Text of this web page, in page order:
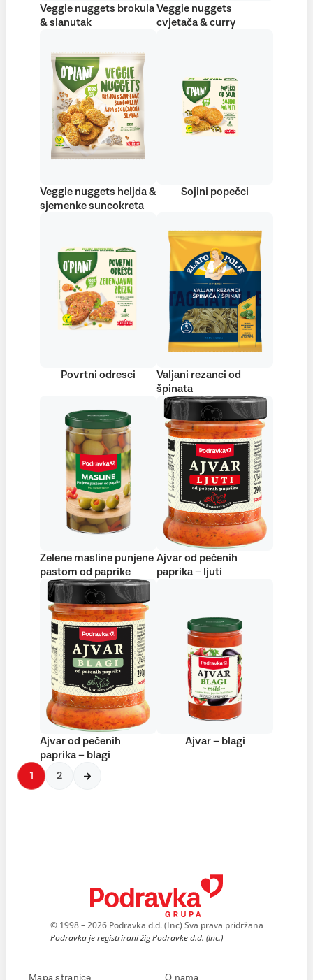
Veggie nuggets brokula
& slanutak
Veggie nuggets
cvjetača & curry
Veggie nuggets heljda &
sjemenke suncokreta
Sojini popečci
Povrtni odresci
Valjani rezanci od
špinata
Zelene masline punjene
pastom od paprike
Ajvar od pečenih
paprika – ljuti
Ajvar od pečenih
paprika – blagi
Ajvar – blagi
1 2
© 1998 – 2026 Podravka d.d. (Inc) Sva prava pridržana
Podravka je registrirani žig Podravke d.d. (Inc.)
Mapa stranice O nama